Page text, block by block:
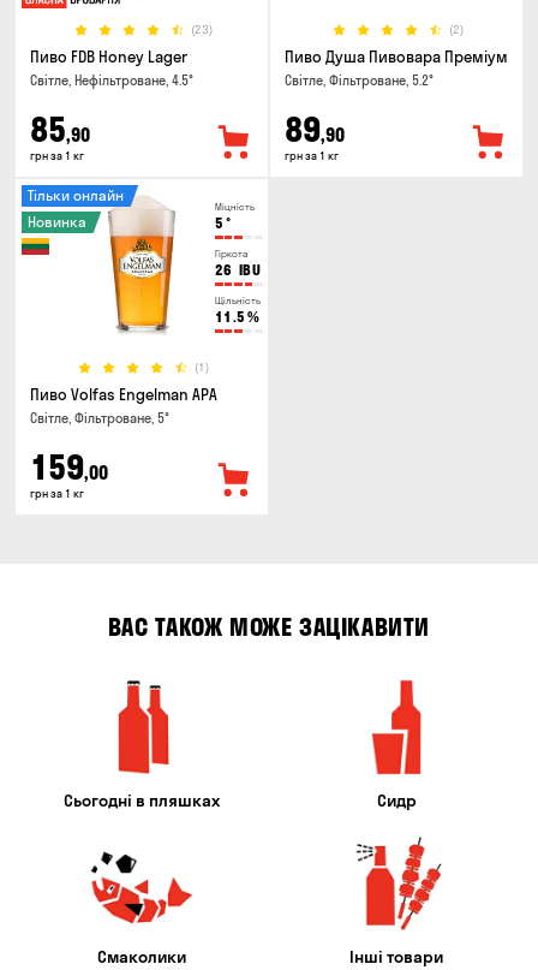
(23)
Пиво FDB Honey Lager
Світле, Нефільтроване, 4.5°
85,90
грн за 1 кг
(2)
Пиво Душа Пивовара Преміум
Світле, Фільтроване, 5.2°
89,90
грн за 1 кг
Міцність
5 °
Гіркота
26 IBU
Щільність
11.5 %
(1)
Тільки онлайн
Новинка
Пиво Volfas Engelman APA
Світле, Фільтроване, 5°
159,00
грн за 1 кг
ВАС ТАКОЖ МОЖЕ ЗАЦІКАВИТИ
Сьогодні в пляшках Сидр
Смаколики Інші товари